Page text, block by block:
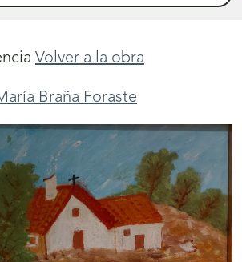
Volver a la obra
Braña Foraste